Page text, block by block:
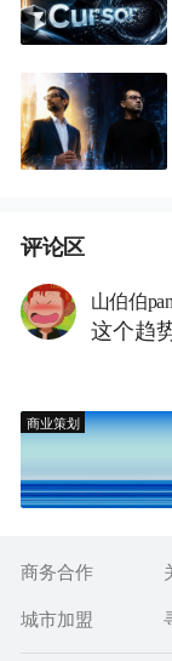
评论区
山伯伯pan
这个趋
商业策划
商务合作
城市加盟